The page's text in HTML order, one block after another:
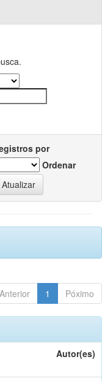
por
Ordenar
Anterior 1 Póximo
Autor(es)